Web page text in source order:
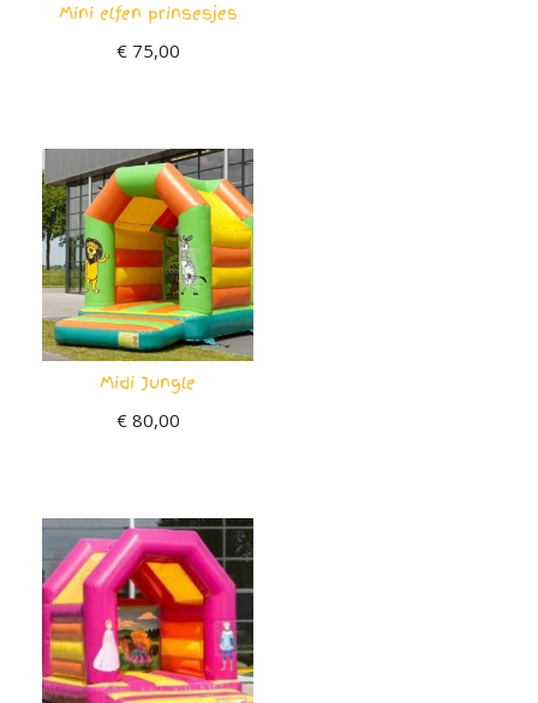
Mini elfen prinsesjes
€75,00
Midi Jungle
€80,00